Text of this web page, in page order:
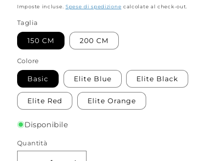
di
Imposte incluse. Spese di spedizione calcolate al check-out.
Taglia
150 CM 200 CM
Colore
Basic Elite Blue Elite Black
Elite Red Elite Orange
Disponibile
Quantità